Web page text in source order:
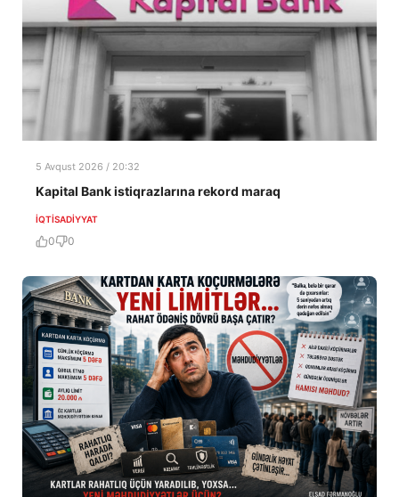
5 Avqust 2026 / 20:32
Kapital Bank istiqrazlarına rekord maraq
İQTISADIYYAT
0 0